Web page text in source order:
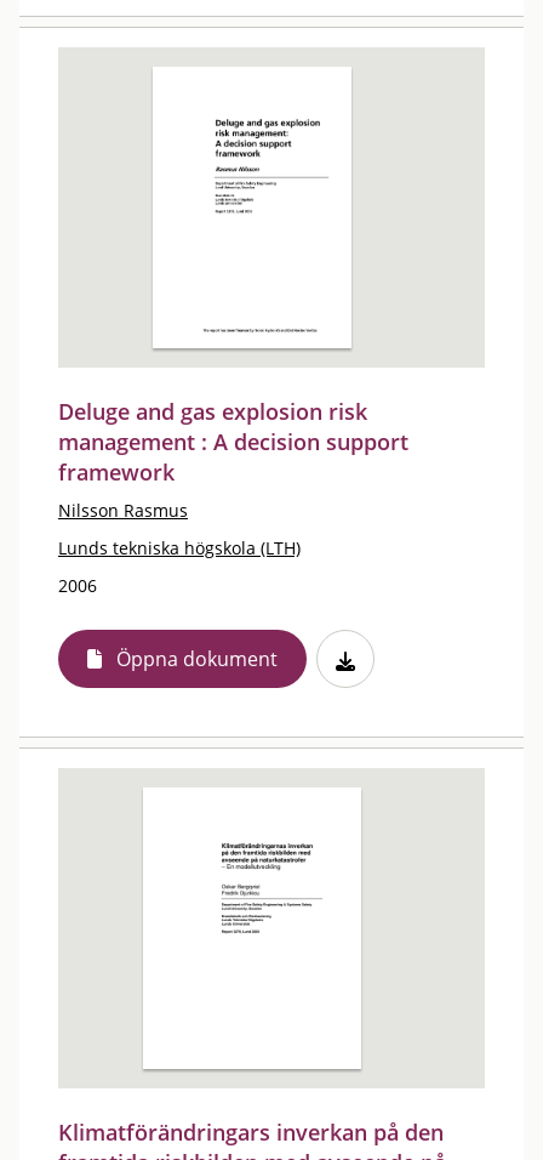
Deluge and gas explosion risk
management : A decision support
framework
Nilsson Rasmus
Lunds tekniska högskola (LTH)
2006
Öppna dokument
Klimatförändringars inverkan på den